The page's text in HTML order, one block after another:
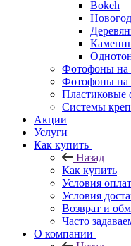
Bokeh
Фотофоны на
Фотофоны на
Пластиковые
Системы
Акции
Услуги
Как купить
Назад
Как купить
Условия
Условия
Возврат и
Часто
О компании